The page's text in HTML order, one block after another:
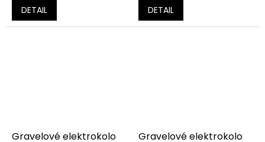
DETAIL DETAIL
Gravelové elektrokolo Gravelové elektrokolo